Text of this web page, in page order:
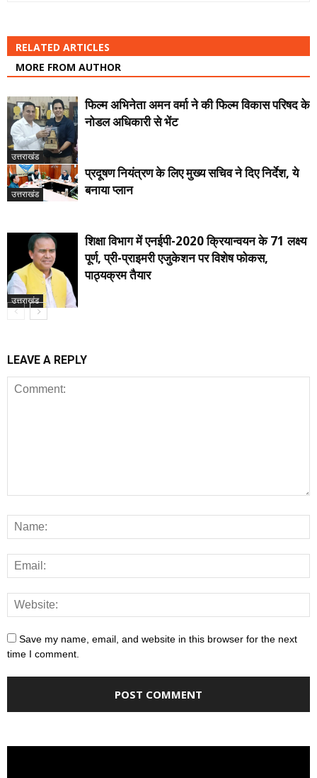
RELATED ARTICLES
MORE FROM AUTHOR
उत्तराखंड
फिल्म अभिनेता अमन वर्मा ने की फिल्म विकास परिषद के
नोडल अधिकारी से भेंट
उत्तराखंड
प्रदूषण नियंत्रण के लिए मुख्य सचिव ने दिए निर्देश, ये
बनाया प्लान
उत्तराखंड
शिक्षा विभाग में एनईपी-2020 क्रियान्वयन के 71 लक्ष्य
पूर्ण, प्री-प्राइमरी एजुकेशन पर विशेष फोकस,
पाठ्यक्रम तैयार
LEAVE A REPLY
Save my name, email, and website in this browser for the next
time I comment.